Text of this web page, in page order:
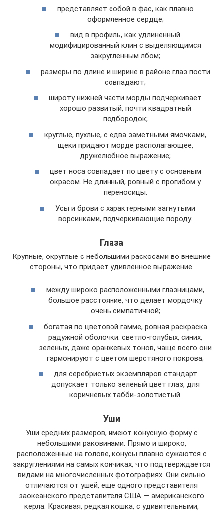
представляет собой в фас, как плавно
оформленное сердце;
вид в профиль, как удлиненный
модифицированный клин с выделяющимся
закругленным лбом;
размеры по длине и ширине в районе глаз пости
совпадают;
широту нижней части морды подчеркивает
хорошо развитый, почти квадратный
подбородок;
круглые, пухлые, с едва заметными ямочками,
щеки придают морде располагающее,
дружелюбное выражение;
цвет носа совпадает по цвету с основным
окрасом. Не длинный, ровный с прогибом у
переносицы.
Усы и брови с характерными загнутыми
ворсинками, подчеркивающие породу.
Глаза
Крупные, округлые с небольшими раскосами во внешние
стороны, что придает удивлённое выражение.
между широко расположенными глазницами,
большое расстояние, что делает мордочку
очень симпатичной;
богатая по цветовой гамме, ровная раскраска
радужной оболочки: светло-голубых, синих,
зеленых, даже оранжевых тонов, чаще всего они
гармонируют с цветом шерстяного покрова;
для серебристых экземпляров стандарт
допускает только зеленый цвет глаз, для
коричневых табби-золотистый.
Уши
Уши средних размеров, имеют конусную форму с
небольшими раковинами. Прямо и широко,
расположенные на голове, конусы плавно сужаются с
закруглениями на самых кончиках, что подтверждается
видами на многочисленных фотографиях. Они сильно
отличаются от ушей, еще одного представителя
заокеанского представителя США — американского
керла. Красивая, редкая кошка, с удивительными,